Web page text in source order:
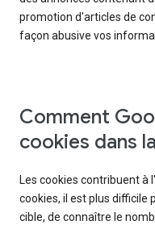
promotion d'articles de
façon abusive vos
Comment
cookies dans
Les cookies contribuent à
cookies, il est plus difficile
cible, de connaître le